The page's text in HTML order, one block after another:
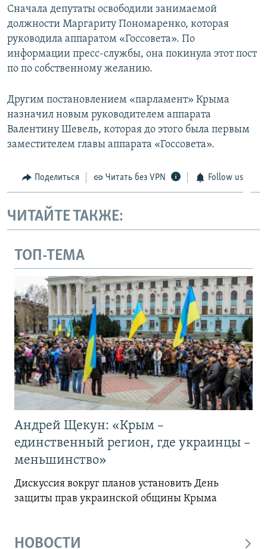
ПРОПАВШИЕ БЕЗ ВЕСТИ
ПОБЕДИТЕЛЕЙ НЕ СУДЯТ?
КРЫМ.НЕПОКОРЕННЫЙ
УКРАИНСКАЯ ПРОБЛЕМА КРЫМА
Qırımtatar
ПРИСОЕДИНЯЙТЕСЬ!
Все сайты RFE/RL
Сначала депутаты освободили занимаемой
должности Маргариту Пономаренко, которая
руководила аппаратом «Госсовета». По
информации пресс-службы, она покинула этот пост
по по собственному желанию.
Другим постановлением «парламент» Крыма
назначил новым руководителем аппарата
Валентину Шевель, которая до этого была первым
заместителем главы аппарата «Госсовета».
Поделиться Читать без VPN Follow us
ЧИТАЙТЕ ТАКЖЕ:
ТОП-ТЕМА
Андрей Щекун: «Крым –
единственный регион, где украинцы –
меньшинство»
Дискуссия вокруг планов установить День
защиты прав украинской общины Крыма
НОВОСТИ